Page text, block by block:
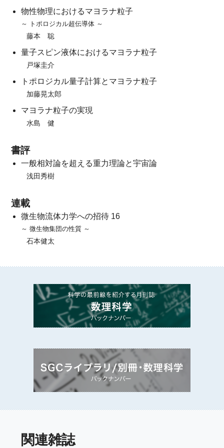
物性物理におけるマヨラナ粒子
～ トポロジカル超伝導体 ～
藤本 聡
量子スピン液体におけるマヨラナ粒子
戸塚圭介
トポロジカル量子計算とマヨラナ粒子
加藤晃太郎
マヨラナ粒子の実現
水島 健
書評
一般相対論を超える重力理論と宇宙論
浅田秀樹
連載
微生物流体力学への招待 16
～ 微生物集団の性質 ～
石本健太
関連雑誌